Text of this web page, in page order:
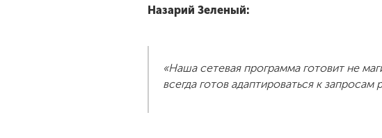
Назарий Зеленый:
«Наша сетевая программа готовит не
всегда готов адаптироваться к запросам